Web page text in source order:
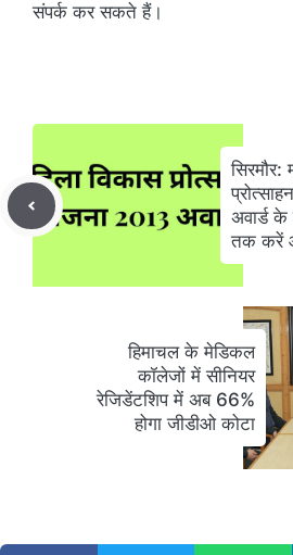
संपर्क कर सकते हैं।
सिरमौर:
अवार्ड
तक करें
हिमाचल के मेडिकल
कॉलेजों में सीनियर
रेजिडेंटशिप में अब 66%
होगा जीडीओ कोटा